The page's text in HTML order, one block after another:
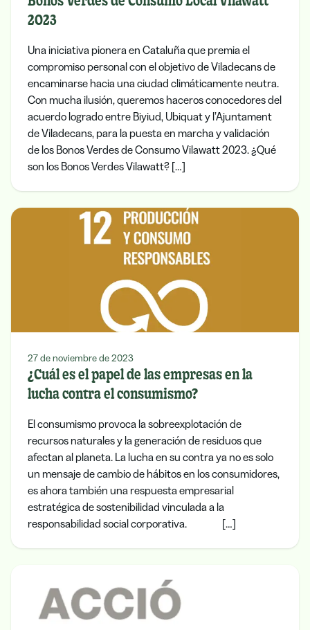
2023
Una iniciativa pionera en Cataluña que premia el
compromiso personal con el objetivo de Viladecans de
encaminarse hacia una ciudad climáticamente neutra.
Con mucha ilusión, queremos haceros conocedores del
acuerdo logrado entre Biyiud, Ubiquat y l’Ajuntament
de Viladecans, para la puesta en marcha y validación
de los Bonos Verdes de Consumo Vilawatt 2023. ¿Qué
son los Bonos Verdes Vilawatt? […]
27 de noviembre de 2023
¿Cuál es el papel de las empresas en la
lucha contra el consumismo?
El consumismo provoca la sobreexplotación de
recursos naturales y la generación de residuos que
afectan al planeta. La lucha en su contra ya no es solo
un mensaje de cambio de hábitos en los consumidores,
es ahora también una respuesta empresarial
estratégica de sostenibilidad vinculada a la
responsabilidad social corporativa. […]